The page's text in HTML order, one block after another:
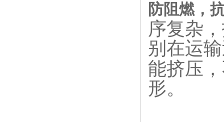
防阻燃，
序复杂
别在运
能挤压
形。